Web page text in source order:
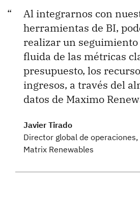
Al integrarnos con
herramientas de BI,
realizar un
fluida de las métricas
presupuesto, los
ingresos, a través del
datos de Maximo
Javier Tirado
Director global de
Matrix Renewables